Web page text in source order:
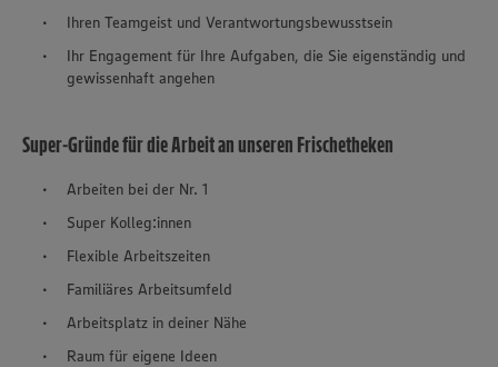
Ihren Teamgeist und Verantwortungsbewusstsein
Ihr Engagement für Ihre Aufgaben, die Sie eigenständig und
gewissenhaft angehen
Super-Gründe für die Arbeit an unseren Frischetheken
Arbeiten bei der Nr. 1
Super Kolleg:innen
Flexible Arbeitszeiten
Familiäres Arbeitsumfeld
Arbeitsplatz in deiner Nähe
Raum für eigene Ideen